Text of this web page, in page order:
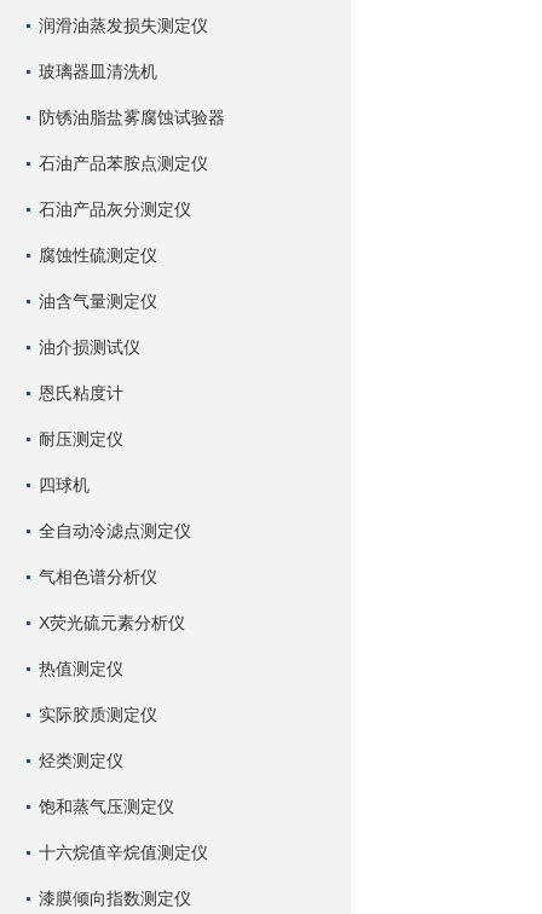
润滑油蒸发损失测定仪
玻璃器皿清洗机
防锈油脂盐雾腐蚀试验器
石油产品苯胺点测定仪
石油产品灰分测定仪
腐蚀性硫测定仪
油含气量测定仪
油介损测试仪
恩氏粘度计
耐压测定仪
四球机
全自动冷滤点测定仪
气相色谱分析仪
X荧光硫元素分析仪
热值测定仪
实际胶质测定仪
烃类测定仪
饱和蒸气压测定仪
十六烷值辛烷值测定仪
漆膜倾向指数测定仪